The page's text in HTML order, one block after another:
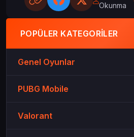
Okunma
POPÜLER KATEGORILER
Genel Oyunlar
PUBG Mobile
Valorant